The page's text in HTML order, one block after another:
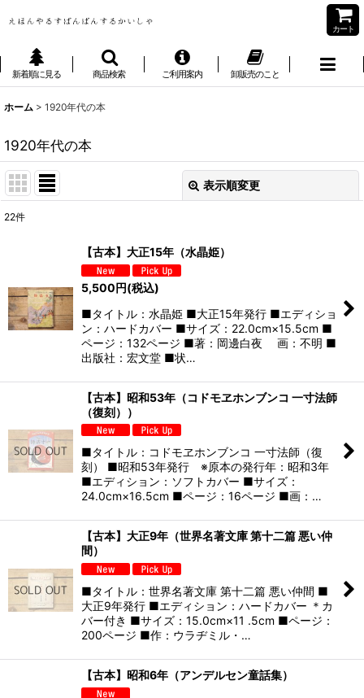
カート
新着順に見る 商品検索 ご利用案内 卸販売のこと
ホーム > 1920年代の本
1920年代の本
表示順変更
絞り込む
22件
【古本】大正15年（水晶姫）
5,500円(税込)
■タイトル：水晶姫 ■大正15年発行 ■エディショ
ン：ハードカバー ■サイズ：22.0cm×15.5cm ■
ページ：132ページ ■著：岡邊白夜 画：不明 ■
出版社：宏文堂 ■状…
【古本】昭和53年（コドモヱホンブンコ 一寸法師
（復刻））
■タイトル：コドモヱホンブンコ 一寸法師（復
刻） ■昭和53年発行 ※原本の発行年：昭和3年
■エディション：ソフトカバー ■サイズ：
24.0cm×16.5cm ■ページ：16ページ ■画：…
【古本】大正9年（世界名著文庫 第十二篇 悪い仲
間）
■タイトル：世界名著文庫 第十二篇 悪い仲間 ■
大正9年発行 ■エディション：ハードカバー ＊カ
バー付き ■サイズ：15.0cm×11 .5cm ■ページ：
200ページ ■作：ウラヂミル・…
【古本】昭和6年（アンデルセン童話集）